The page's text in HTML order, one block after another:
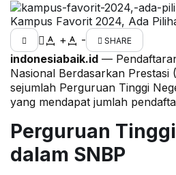
Kampus Favorit 2024, Ada
+
- SHARE
indonesiabaik.id —
Nasional Berdasarkan Prestasi
sejumlah Perguruan Tinggi
yang mendapat jumlah
Perguruan
dalam SNBP